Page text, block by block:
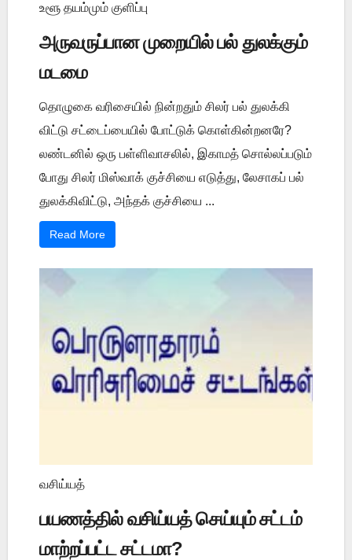
உளூ தயம்மும் குளிப்பு
அருவருப்பான முறையில் பல் துலக்கும்
மடமை
தொழுகை வரிசையில் நின்றதும் சிலர் பல் துலக்கி
விட்டு சட்டைப்பையில் போட்டுக் கொள்கின்றனரே?
லண்டனில் ஒரு பள்ளிவாசலில், இகாமத் சொல்லப்படும்
போது சிலர் மிஸ்வாக் குச்சியை எடுத்து, லேசாகப் பல்
துலக்கிவிட்டு, அந்தக் குச்சியை ...
Read More
வசிய்யத்
பயணத்தில் வசிய்யத் செய்யும் சட்டம்
மாற்றப்பட்ட சட்டமா?